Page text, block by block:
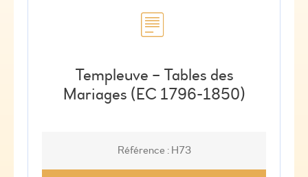
Templeuve – Tables des
Mariages (EC 1796-1850)
Référence : H73